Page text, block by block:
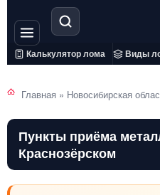
Калькулятор лома Виды
Главная » Новосибирская
Пункты приёма
Краснозёрском